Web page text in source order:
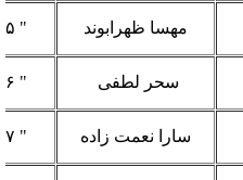
مهسا ظهرابوند " ۲۵
سحر لطفی " ۲۶
سارا نعمت زاده " ۲۷